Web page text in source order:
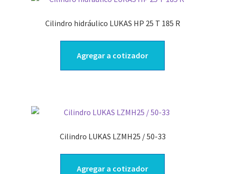
Cilindro hidráulico LUKAS HP 25 T 185 R
Agregar a cotizador
Cilindro LUKAS LZMH25 / 50-33
Agregar a cotizador